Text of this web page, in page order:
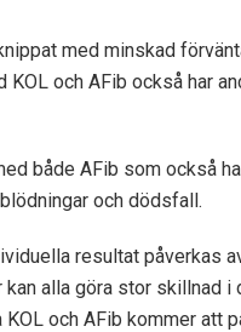
med minskad
och AFib också har
både AFib som också
och dödsfall.
resultat påverkas
kan alla göra stor skillnad
och AFib kommer att